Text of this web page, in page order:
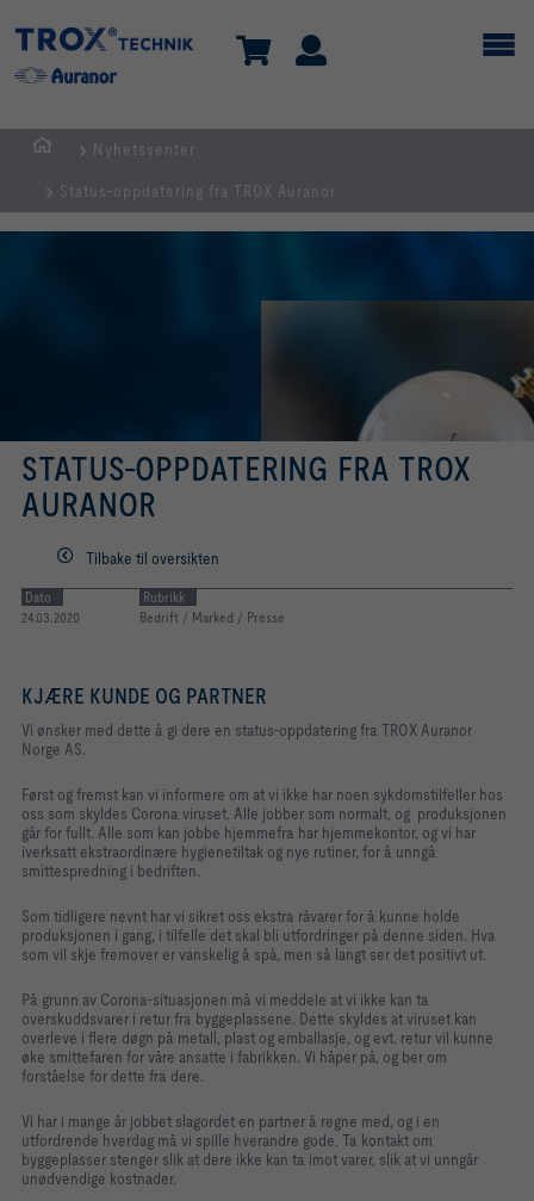
Nyhetssenter
Status-oppdatering fra TROX Auranor
STATUS-OPPDATERING FRA TROX
AURANOR
Tilbake til oversikten
Dato
24.03.2020
Rubrikk
Bedrift / Marked / Presse
KJÆRE KUNDE OG PARTNER
Vi ønsker med dette å gi dere en status-oppdatering fra TROX Auranor
Norge AS.
Først og fremst kan vi informere om at vi ikke har noen sykdomstilfeller hos
oss som skyldes Corona viruset. Alle jobber som normalt, og produksjonen
går for fullt. Alle som kan jobbe hjemmefra har hjemmekontor, og vi har
iverksatt ekstraordinære hygienetiltak og nye rutiner, for å unngå
smittespredning i bedriften.
Som tidligere nevnt har vi sikret oss ekstra råvarer for å kunne holde
produksjonen i gang, i tilfelle det skal bli utfordringer på denne siden. Hva
som vil skje fremover er vanskelig å spå, men så langt ser det positivt ut.
På grunn av Corona-situasjonen må vi meddele at vi ikke kan ta
overskuddsvarer i retur fra byggeplassene. Dette skyldes at viruset kan
overleve i flere døgn på metall, plast og emballasje, og evt. retur vil kunne
øke smittefaren for våre ansatte i fabrikken. Vi håper på, og ber om
forståelse for dette fra dere.
Vi har i mange år jobbet slagordet en partner å regne med, og i en
utfordrende hverdag må vi spille hverandre gode. Ta kontakt om
byggeplasser stenger slik at dere ikke kan ta imot varer, slik at vi unngår
unødvendige kostnader.